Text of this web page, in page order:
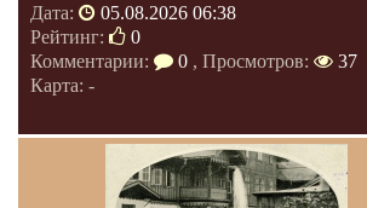
Дата:
05.08.2026 06:38
Рейтинг:
0
Комментарии:
0 , Просмотров:
37
Карта: -